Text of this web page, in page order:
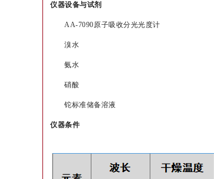
仪器设备与试剂
AA-7090原子吸收分光光度计
溴水
氨水
硝酸
铊标准储备溶液
仪器条件